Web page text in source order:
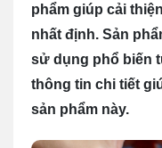
phẩm giúp cải
nhất định. Sản
sử dụng phổ biến
thông tin chi tiết
sản phẩm này.